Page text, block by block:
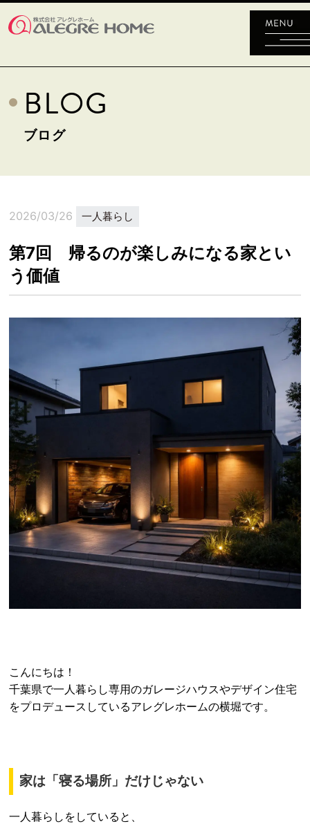
BLOG
ブログ
2026/03/26 一人暮らし
第7回 帰るのが楽しみになる家とい
う価値
こんにちは！
千葉県で一人暮らし専用のガレージハウスやデザイン住宅
をプロデュースしているアレグレホームの横堀です。
家は「寝る場所」だけじゃない
一人暮らしをしていると、